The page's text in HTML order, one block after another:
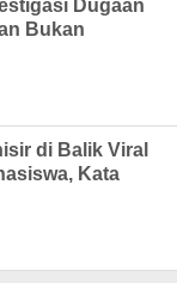
Dugaan
Bukan
di Balik Viral
Kata